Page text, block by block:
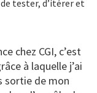
tester, d’itérer et
chez CGI, c’est
à laquelle j’ai
sortie de mon